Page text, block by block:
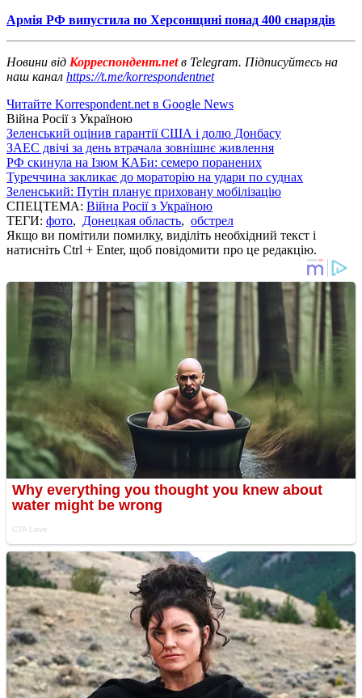
Армія РФ випустила по Херсонщині понад 400 снарядів
Новини від Корреспондент.netв Telegram. Підписуйтесь на
наш канал https://t.me/korrespondentnet
Читайте Korrespondent.net в Google News
Війна Росії з Україною
Зеленський оцінив гарантії США і долю Донбасу
ЗАЕС двічі за день втрачала зовнішнє живлення
РФ скинула на Ізюм КАБи: семеро поранених
Туреччина закликає до мораторію на удари по суднах
Зеленський: Путін планує приховану мобілізацію
СПЕЦТЕМА: Війна Росії з Україною
ТЕГИ: фото, Донецкая область, обстрел
Якщо ви помітили помилку, виділіть необхідний текст і
натисніть Ctrl + Enter, щоб повідомити про це редакцію.